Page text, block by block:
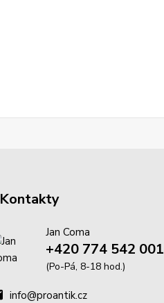
Kontakty
Jan Coma
+420 774 542 001
(Po-Pá, 8-18 hod.)
info@proantik.cz